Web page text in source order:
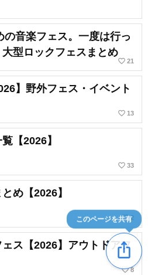
の音楽フェス。一度は行っ
型ロックフェスまとめ
favorite_border 21
】野外フェス・イベント
favorite_border 13
【2026】
favorite_border 33
め【2026】
favorite_border2
ス【2026】アウトドアフ
favorite_border8
ios_share
このページを共有